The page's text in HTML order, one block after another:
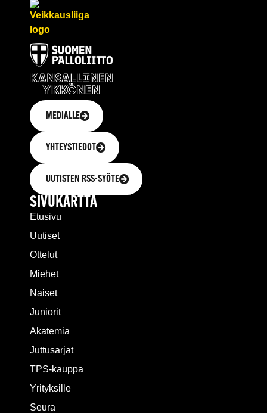
MEDIALLE
YHTEYSTIEDOT
UUTISTEN RSS-SYÖTE
SIVUKARTTA
Etusivu
Uutiset
Ottelut
Miehet
Naiset
Juniorit
Akatemia
Juttusarjat
TPS-kauppa
Yrityksille
Seura